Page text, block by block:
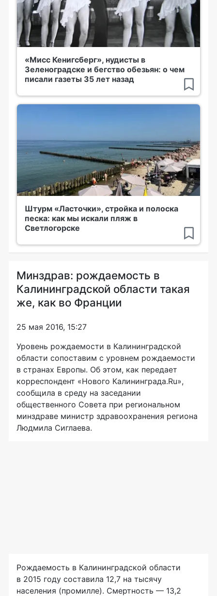
«Мисс Кенигсберг», нудисты в
Зеленоградске и бегство обезьян: о чем
писали газеты 35 лет назад
Штурм «Ласточки», стройка и полоска
песка: как мы искали пляж в
Светлогорске
Минздрав: рождаемость в
Калининградской области такая
же, как во Франции
25 мая 2016, 15:27
Уровень рождаемости в Калининградской
области сопоставим с уровнем рождаемости
в странах Европы. Об этом, как передает
корреспондент «Нового Калининграда.Ru»,
сообщила в среду на заседании
общественного Совета при региональном
минздраве министр здравоохранения региона
Людмила Сиглаева.
Рождаемость в Калининградской области
в 2015 году составила 12,7 на тысячу
населения (промилле). Смертность — 13,2